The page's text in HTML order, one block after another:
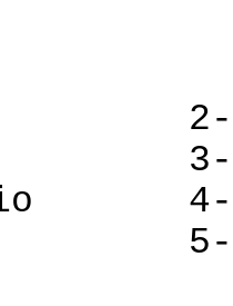
Rio 4-1